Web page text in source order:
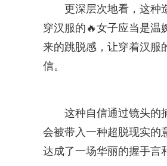
更深层次地看，这种
穿汉服的🔥女子应当是温
来的跳脱感，让穿着汉服
信。
这种自信通过镜头的
会被带入一种超脱现实的
达成了一场华丽的握手言